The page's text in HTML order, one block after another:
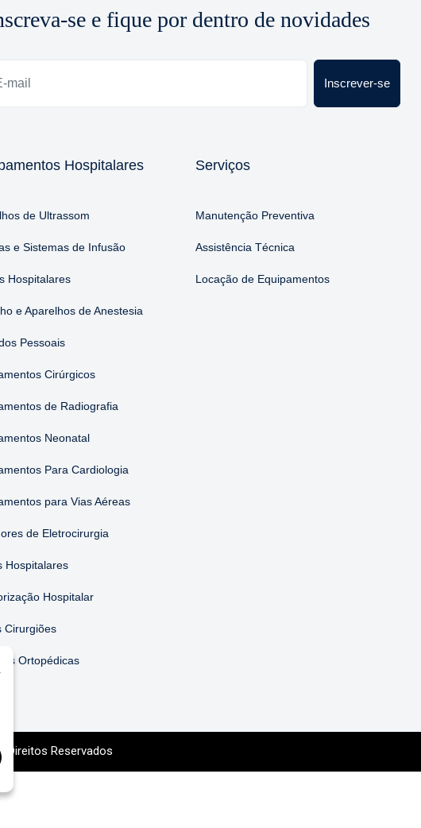
se e fique por dentro de novidades
Inscrever-se
Hospitalares
de Ultrassom
e Sistemas de Infusão
Hospitalares
e Aparelhos de Anestesia
Pessoais
Cirúrgicos
de Radiografia
Neonatal
Para Cardiologia
para Vias Aéreas
de Eletrocirurgia
Hospitalares
Hospitalar
Cirurgiões
Ortopédicas
Serviços
Manutenção Preventiva
Assistência Técnica
Locação de Equipamentos
Direitos Reservados